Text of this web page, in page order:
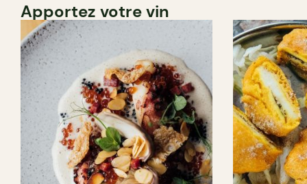
Apportez votre vin